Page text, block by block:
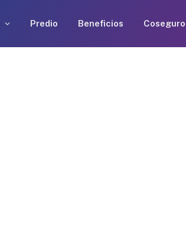
Predio Beneficios Coseguro